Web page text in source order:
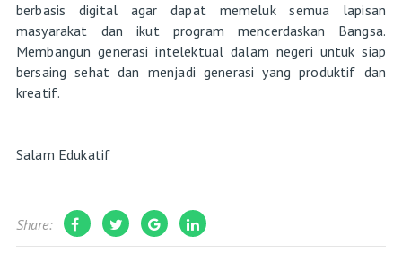
berbasis digital agar dapat memeluk semua lapisan
masyarakat dan ikut program mencerdaskan Bangsa.
Membangun generasi intelektual dalam negeri untuk siap
bersaing sehat dan menjadi generasi yang produktif dan
kreatif.
Salam Edukatif
Share: